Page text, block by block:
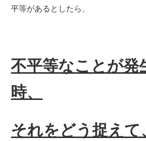
平等があるとしたら、
不平等なことが発
時、
それをどう捉えて、